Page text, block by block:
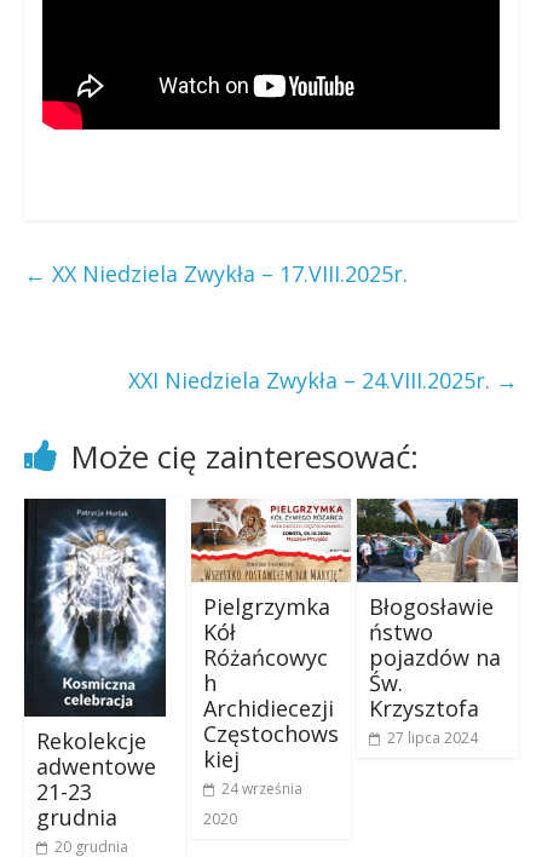
← XX Niedziela Zwykła – 17.VIII.2025r.
XXI Niedziela Zwykła – 24.VIII.2025r. →
Może cię zainteresować:
Rekolekcje
adwentowe
21-23
grudnia
20 grudnia
Pielgrzymka
Kół
Różańcowyc
h
Archidiecezji
Częstochows
kiej
24 września
2020
Błogosławie
ństwo
pojazdów na
Św.
Krzysztofa
27 lipca 2024